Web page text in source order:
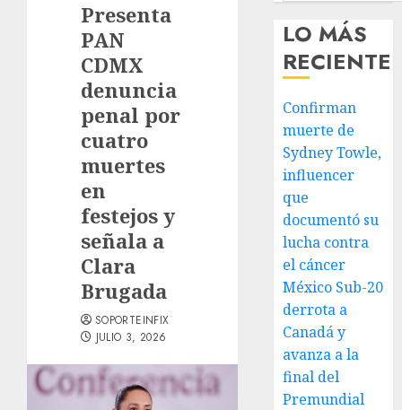
Presenta
PAN
CDMX
denuncia
penal por
cuatro
muertes
en
festejos y
señala a
Clara
Brugada
SOPORTEINFIX
JULIO 3, 2026
LO MÁS
RECIENTE
Confirman
muerte de
Sydney Towle,
influencer
que
documentó su
lucha contra
el cáncer
México Sub-20
derrota a
Canadá y
avanza a la
final del
Premundial